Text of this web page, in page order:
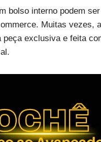
bolso interno podem
Muitas
exclusiva e feita